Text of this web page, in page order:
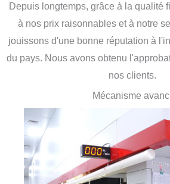
Depuis longtemps, grâce à la qualité
à nos prix raisonnables et à notre
jouissons d'une bonne réputation à
du pays. Nous avons obtenu
nos clients.
Mécanisme